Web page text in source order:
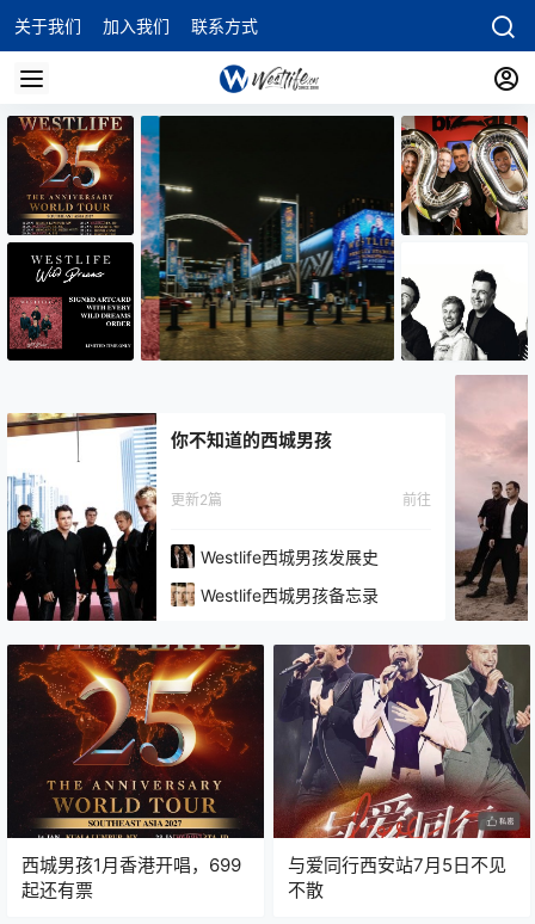
关于我们 加入我们 联系方式
你不知道的西城男孩
更新2篇 前往
Westlife西城男孩发展史
Westlife西城男孩备忘录
西城男孩1月香港开唱，699
起还有票
与爱同行西安站7月5日不见
不散